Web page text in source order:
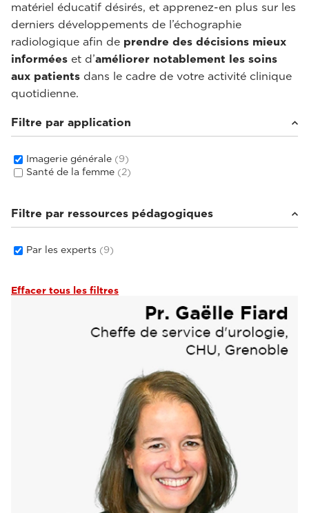
matériel éducatif désirés, et apprenez-en plus sur les
derniers développements de l’échographie
radiologique afin de prendre des décisions mieux
informées et d’améliorer notablement les soins
aux patients dans le cadre de votre activité clinique
quotidienne.
Filtre par application
Imagerie générale (9)
Santé de la femme (2)
Filtre par ressources pédagogiques
Par les experts (9)
Effacer tous les filtres